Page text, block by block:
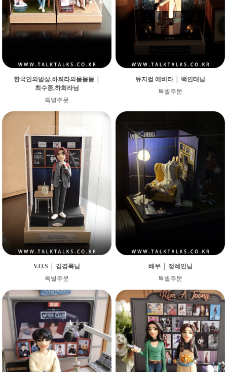
한국인의밥상,하희라의몸몸몸 │
최수종,하희라님
특별주문
뮤지컬 에비타 │ 백인태님
특별주문
V.O.S │ 김경록님
특별주문
배우 │ 정혜인님
특별주문